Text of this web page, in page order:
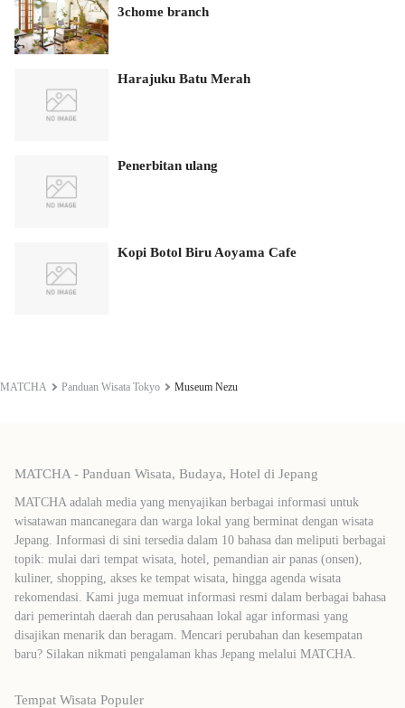
3chome branch
Harajuku Batu Merah
Penerbitan ulang
Kopi Botol Biru Aoyama Cafe
MATCHA Panduan Wisata Tokyo Museum Nezu
MATCHA - Panduan Wisata, Budaya, Hotel di Jepang
MATCHA adalah media yang menyajikan berbagai informasi untuk
wisatawan mancanegara dan warga lokal yang berminat dengan wisata
Jepang. Informasi di sini tersedia dalam 10 bahasa dan meliputi berbagai
topik: mulai dari tempat wisata, hotel, pemandian air panas (onsen),
kuliner, shopping, akses ke tempat wisata, hingga agenda wisata
rekomendasi. Kami juga memuat informasi resmi dalam berbagai bahasa
dari pemerintah daerah dan perusahaan lokal agar informasi yang
disajikan menarik dan beragam. Mencari perubahan dan kesempatan
baru? Silakan nikmati pengalaman khas Jepang melalui MATCHA.
Tempat Wisata Populer